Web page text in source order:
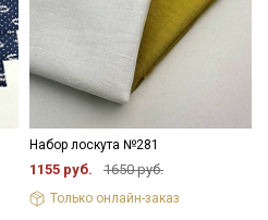
Набор лоскута №281
1155 руб. 1650 руб.
Только онлайн-заказ